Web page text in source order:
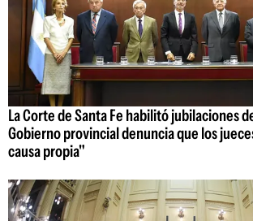
La Corte de Santa Fe habilitó jubilaciones
Gobierno provincial denuncia que los
causa propia"